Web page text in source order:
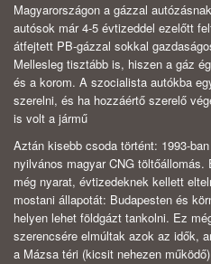
Magyarországon a gázzal
autósok már 4-5 évtizeddel ezelőtt
átfejtett PB-gázzal sokkal
Mellesleg tisztább is, hiszen a gáz
és a korom. A szocialista autókba
szerelni, és ha hozzáértő szerelő
is volt a jármű
Aztán kisebb csoda történt: 1993-
nyilvános magyar CNG
még nyarat, évtizedeknek kellett
mostani állapotát: Budapesten és
helyen lehet földgázt tankolni. Ez
szerencsére elmúltak azok az idők,
a Mázsa téri (kicsit nehezen